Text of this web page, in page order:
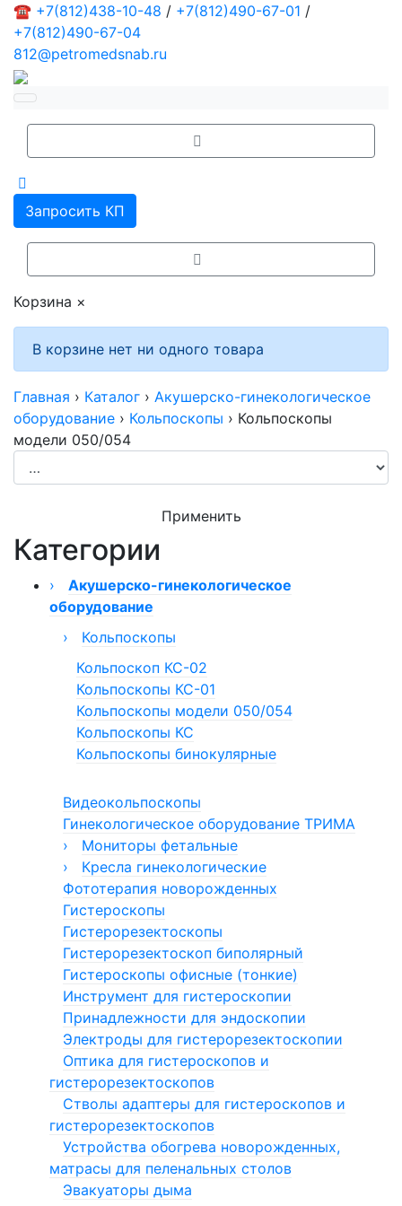
☎ +7(812)438-10-48 / +7(812)490-67-01 /
+7(812)490-67-04
812@petromedsnab.ru
Запросить КП
Корзина ×
В корзине нет ни одного товара
Главная › Каталог › Акушерско-гинекологическое
оборудование › Кольпоскопы › Кольпоскопы
модели 050/054
Применить
Категории
›
Акушерско-гинекологическое
оборудование
›
Кольпоскопы
Кольпоскоп КС-02
Кольпоскопы КС-01
Кольпоскопы модели 050/054
Кольпоскопы КС
Кольпоскопы бинокулярные
Видеокольпоскопы
Гинекологическое оборудование ТРИМА
›
Мониторы фетальные
Монитор фетальный Сономед
Монитор фетальный ComenStar
›
Кресла гинекологические
Кресла гинекологические Welle
Фототерапия новорожденных
Гистероскопы
Гистерорезектоскопы
Гистерорезектоскоп биполярный
Гистероскопы офисные (тонкие)
Инструмент для гистероскопии
Принадлежности для эндоскопии
Электроды для гистерорезектоскопии
Оптика для гистероскопов и
гистерорезектоскопов
Стволы адаптеры для гистероскопов и
гистерорезектоскопов
Устройства обогрева новорожденных,
матрасы для пеленальных столов
Эвакуаторы дыма